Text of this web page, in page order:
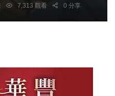
7,313 觀看 0 分享